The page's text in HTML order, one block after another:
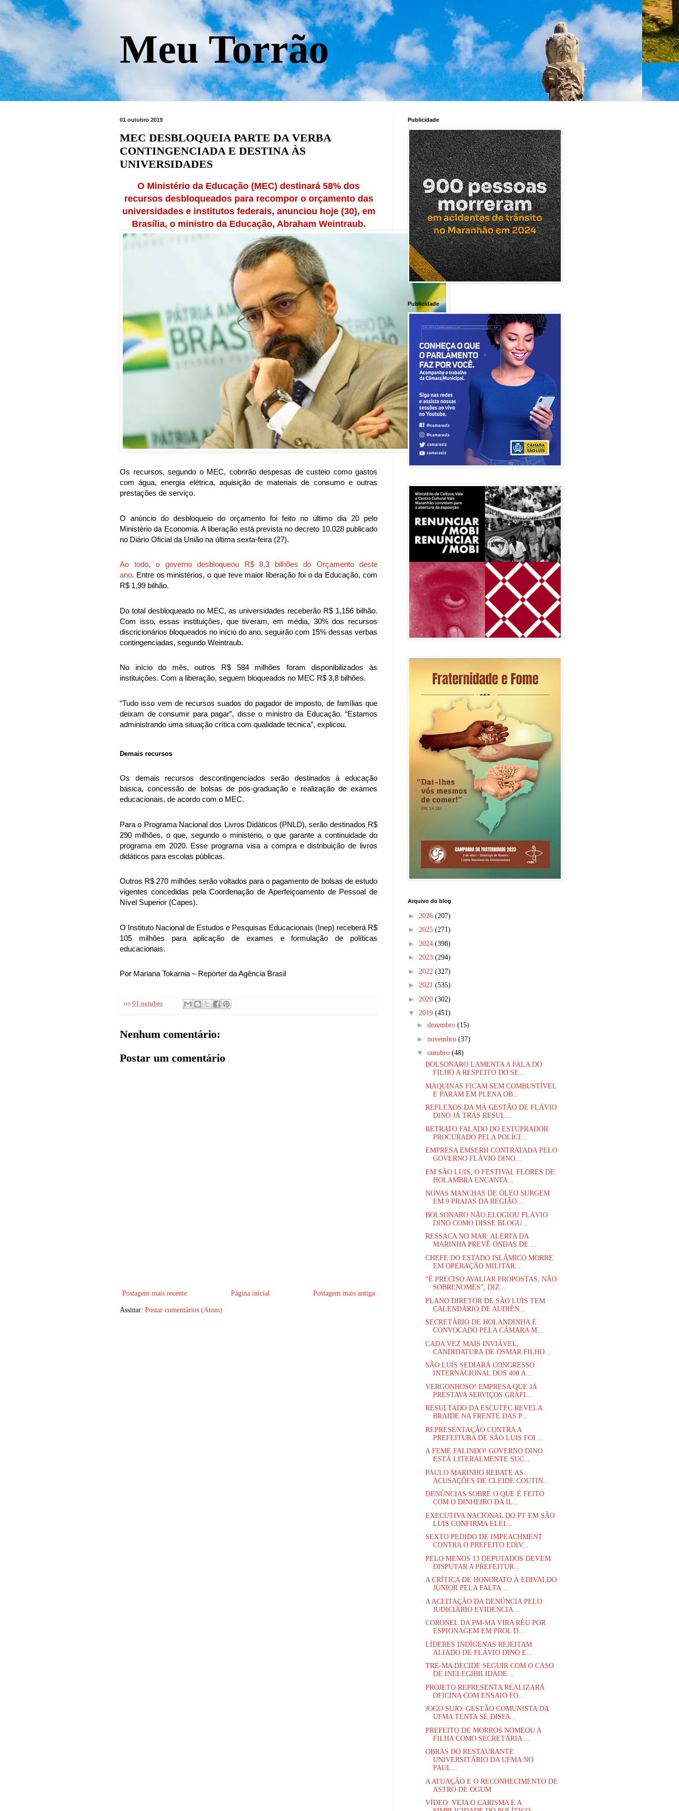
Meu Torrão
01 outubro 2019
MEC DESBLOQUEIA PARTE DA VERBA
CONTINGENCIADA E DESTINA ÀS
UNIVERSIDADES
O Ministério da Educação (MEC) destinará 58% dos
recursos desbloqueados para recompor o orçamento das
universidades e institutos federais, anunciou hoje (30), em
Brasília, o ministro da Educação, Abraham Weintraub.
Os recursos, segundo o MEC, cobrirão despesas de custeio como gastos
com água, energia elétrica, aquisição de materiais de consumo e outras
prestações de serviço.
O anúncio do desbloqueio do orçamento foi feito no último dia 20 pelo
Ministério da Economia. A liberação está prevista no decreto 10.028 publicado
no Diário Oficial da União na última sexta-feira (27).
Ao todo, o governo desbloqueou R$ 8,3 bilhões do Orçamento deste
ano. Entre os ministérios, o que teve maior liberação foi o da Educação, com
R$ 1,99 bilhão.
Do total desbloqueado no MEC, as universidades receberão R$ 1,156 bilhão.
Com isso, essas instituições, que tiveram, em média, 30% dos recursos
discricionários bloqueados no início do ano, seguirão com 15% dessas verbas
contingenciadas, segundo Weintraub.
No início do mês, outros R$ 584 milhões foram disponibilizados às
instituições. Com a liberação, seguem bloqueados no MEC R$ 3,8 bilhões.
“Tudo isso vem de recursos suados do pagador de imposto, de famílias que
deixam de consumir para pagar”, disse o ministro da Educação. “Estamos
administrando uma situação crítica com qualidade técnica”, explicou.
Demais recursos
Os demais recursos descontingenciados serão destinados à educação
básica, concessão de bolsas de pós-graduação e realização de exames
educacionais, de acordo com o MEC.
Para o Programa Nacional dos Livros Didáticos (PNLD), serão destinados R$
290 milhões, o que, segundo o ministério, o que garante a continuidade do
programa em 2020. Esse programa visa a compra e distribuição de livros
didáticos para escolas públicas.
Outros R$ 270 milhões serão voltados para o pagamento de bolsas de estudo
vigentes concedidas pela Coordenação de Aperfeiçoamento de Pessoal de
Nível Superior (Capes).
O Instituto Nacional de Estudos e Pesquisas Educacionais (Inep) receberá R$
105 milhões para aplicação de exames e formulação de políticas
educacionais.
Por Mariana Tokarnia – Repórter da Agência Brasil
on 01 outubro
Nenhum comentário:
Postar um comentário
Postagem mais recente Postagem mais antiga
Página inicial
Assinar: Postar comentários (Atom)
Publicidade
Publicidade
Arquivo do blog
► 2026 (207)
► 2025 (271)
► 2024 (398)
► 2023 (294)
► 2022 (327)
► 2021 (535)
► 2020 (302)
▼ 2019 (451)
► dezembro (15)
► novembro (37)
▼ outubro (48)
BOLSONARO LAMENTA A FALA DO
FILHO A RESPEITO DO SE...
MÁQUINAS FICAM SEM COMBUSTÍVEL
E PARAM EM PLENA OB...
REFLEXOS DA MÁ GESTÃO DE FLÁVIO
DINO JÁ TRÁS RESUL...
RETRATO FALADO DO ESTUPRADOR
PROCURADO PELA POLÍCI...
EMPRESA EMSERH CONTRATADA PELO
GOVERNO FLÁVIO DINO...
EM SÃO LUIS, O FESTIVAL FLORES DE
HOLAMBRA ENCANTA...
NOVAS MANCHAS DE ÓLEO SURGEM
EM 9 PRAIAS DA REGIÃO...
BOLSONARO NÃO ELOGIOU FLÁVIO
DINO COMO DISSE BLOGU...
RESSACA NO MAR: ALERTA DA
MARINHA PREVÊ ONDAS DE ...
CHEFE DO ESTADO ISLÂMICO MORRE
EM OPERAÇÃO MILITAR...
“É PRECISO AVALIAR PROPOSTAS, NÃO
SOBRENOMES”, DIZ...
PLANO DIRETOR DE SÃO LUIS TEM
CALENDÁRIO DE AUDIÊN...
SECRETÁRIO DE HOLANDINHA É
CONVOCADO PELA CÂMARA M...
CADA VEZ MAIS INVIÁVEL,
CANDIDATURA DE OSMAR FILHO...
SÃO LUÍS SEDIARÁ CONGRESSO
INTERNACIONAL DOS 400 A...
VERGONHOSO! EMPRESA QUE JÁ
PRESTAVA SERVIÇOS GRÁFI...
RESULTADO DA ESCUTEC REVELA
BRAIDE NA FRENTE DAS P...
REPRESENTAÇÃO CONTRA A
PREFEITURA DE SÃO LUIS FOI ...
A FEME FALINDO! GOVERNO DINO
ESTÁ LITERALMENTE SUC...
PAULO MARINHO REBATE AS
ACUSAÇÕES DE CLEIDE COUTIN...
DENÚNCIAS SOBRE O QUE É FEITO
COM O DINHEIRO DA IL...
EXECUTIVA NACIONAL DO PT EM SÃO
LUIS CONFIRMA ELEI...
SEXTO PEDIDO DE IMPEACHMENT
CONTRA O PREFEITO EDIV...
PELO MENOS 13 DEPUTADOS DEVEM
DISPUTAR A PREFEITUR...
A CRÍTICA DE HONORATO À EDIVALDO
JÚNIOR PELA FALTA...
A ACEITAÇÃO DA DENÚNCIA PELO
JUDICIÁRIO EVIDENCIA ...
CORONEL DA PM-MA VIRA RÉU POR
ESPIONAGEM EM PROL D...
LÍDERES INDÍGENAS REJEITAM
ALIADO DE FLÁVIO DINO E...
TRE-MA DECIDE SEGUIR COM O CASO
DE INELEGIBILIDADE...
PROJETO REPRESENTA REALIZARÁ
OFICINA COM ENSAIO FO...
JOGO SUJO: GESTÃO COMUNISTA DA
UFMA TENTA SE DISFA...
PREFEITO DE MORROS NOMEOU A
FILHA COMO SECRETÁRIA ...
OBRAS DO RESTAURANTE
UNIVERSITÁRIO DA UFMA NO
PAUL...
A ATUAÇÃO E O RECONHECIMENTO DE
ASTRO DE OGUM
VÍDEO: VEJA O CARISMA E A